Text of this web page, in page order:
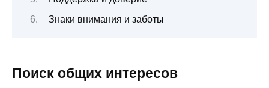
Знаки внимания и заботы
Поиск общих интересов